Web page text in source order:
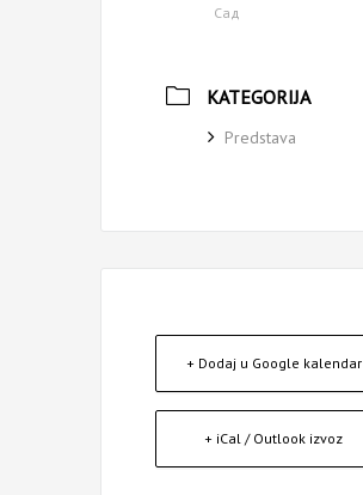
Сад
KATEGORIJA
Predstava
+ Dodaj u Google kalendar
+ iCal / Outlook izvoz